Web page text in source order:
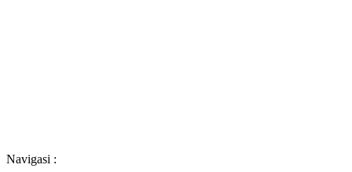
Navigasi :